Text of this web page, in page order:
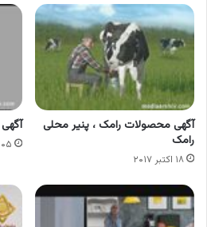
آگهی محصولات رامک ، پنیر محلی
رامک
۱۸ اکتبر ۲۰۱۷
۰۵ آگوست ۲۰۱۸